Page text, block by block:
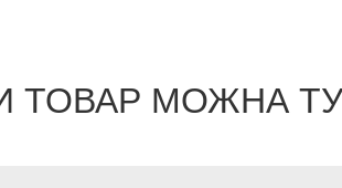
ТОВАР МОЖНА